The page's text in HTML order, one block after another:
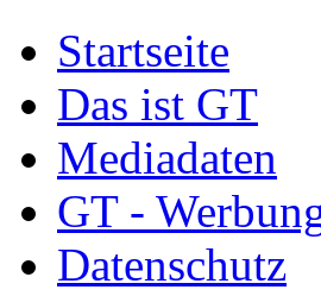
Startseite
Das ist GT
Mediadaten
GT -
Datenschutz